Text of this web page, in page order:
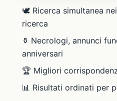
🕊️ Ricerca simultanea
ricerca
⚱️ Necrologi, annunci
anniversari
🏆 Migliori
📊 Risultati ordinati per